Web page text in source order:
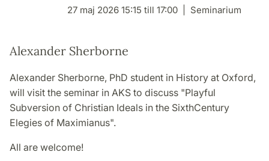
27 maj 2026 15:15 till 17:00 Seminarium
Alexander Sherborne
Alexander Sherborne, PhD student in History at Oxford,
will visit the seminar in AKS to discuss "Playful
Subversion of Christian Ideals in the SixthCentury
Elegies of Maximianus".
All are welcome!